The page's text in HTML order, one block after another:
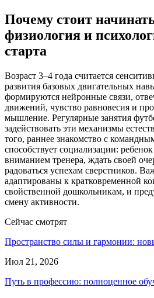
Почему стоит
физиология и
старта
Возраст 3–4 года считается
развития базовых двигательных
формируются нейронные связи,
движений, чувство равновесия и
мышление. Регулярные занятия
задействовать эти механизмы
того, раннее знакомство с
способствует социализации:
вниманием тренера, ждать своей
радоваться успехам сверстников.
адаптированы к кратковременной
свойственной дошкольникам, и
смену активности.
Сейчас смотрят
Пространство силы и гармонии:
Июл 21, 2026
Путь в профессию: полноценное